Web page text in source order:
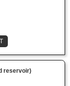
reservoir)